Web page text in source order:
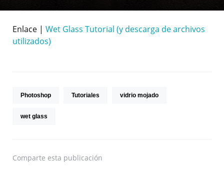
Enlace | Wet Glass Tutorial (y descarga de archivos
utilizados)
Photoshop Tutoriales vidrio mojado
wet glass
Comparte esta publicación